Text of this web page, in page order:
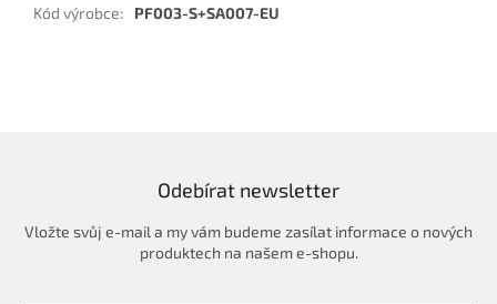
Kód výrobce: PF003-S+SA007-EU
Odebírat newsletter
Vložte svůj e-mail a my vám budeme zasílat informace o nových
produktech na našem e-shopu.